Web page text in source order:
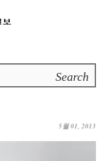
5월 01, 2013